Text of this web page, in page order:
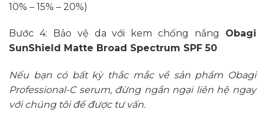
10% – 15% – 20%)
Bước 4: Bảo vệ da với kem chống nắng Obagi
SunShield Matte Broad Spectrum SPF 50
Nếu bạn có bất kỳ thắc mắc về sản phẩm Obagi
Professional-C serum, đừng ngần ngại liên hệ ngay
với chúng tôi để được tư vấn.